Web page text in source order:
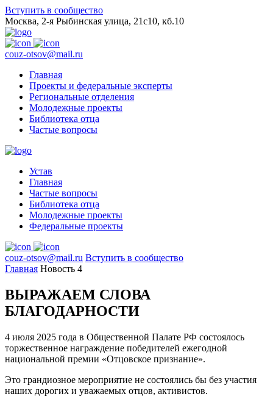
Вступить в сообщество
Москва, 2-я Рыбинская улица, 21с10, кб.10
couz-otsov@mail.ru
Главная
Проекты и федеральные эксперты
Региональные отделения
Молодежные проекты
Библиотека отца
Частые вопросы
Устав
Главная
Частые вопросы
Библиотека отца
Молодежные проекты
Федеральные проекты
couz-otsov@mail.ru Вступить в сообщество
Главная Новость 4
ВЫРАЖАЕМ СЛОВА
БЛАГОДАРНОСТИ
4 июля 2025 года в Общественной Палате РФ состоялось
торжественное награждение победителей ежегодной
национальной премии «Отцовское признание».
Это грандиозное мероприятие не состоялись бы без участия
наших дорогих и уважаемых отцов, активистов.